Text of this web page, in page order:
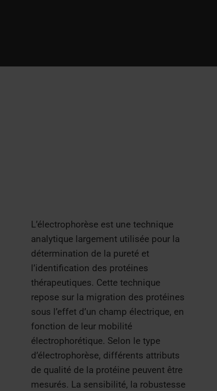
L’électrophorèse est une technique
analytique largement utilisée pour la
détermination de la pureté et
l’identification des protéines
thérapeutiques. Cette technique
repose sur la migration des protéines
sous l’effet d’un champ électrique, en
fonction de leur mobilité
électrophorétique. Selon le type
d’électrophorèse, différents attributs
de qualité de la protéine peuvent être
mesurés. La sensibilité, la robustesse